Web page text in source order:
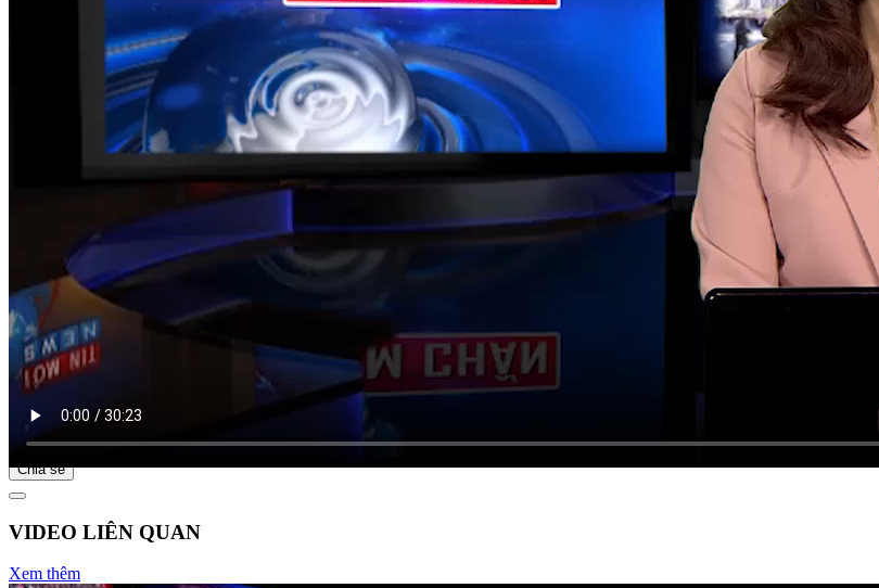
20:35 ngày 17/05/2026
Bắt đầu tại
Chia sẻ
VIDEO LIÊN QUAN
Xem thêm